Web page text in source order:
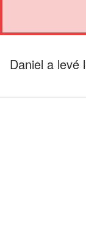
Daniel a levé